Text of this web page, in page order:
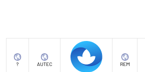
?
AUTEC
REM